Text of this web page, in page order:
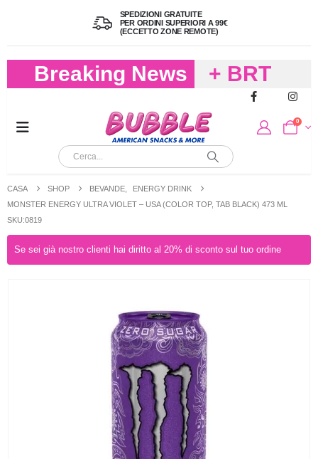
SPEDIZIONI GRATUITE
PER ORDINI SUPERIORI A 99€
(ECCETTO ZONE REMOTE)
Breaking News
+ BRT
FREDDO
PER
E
A 19,90
KG) –
CONSEGNA
IN 24/48
ORE AD
0
CASA SHOP BEVANDE
ENERGY DRINK
MONSTER ENERGY ULTRA VIOLET – USA (COLOR TOP, TAB BLACK) 473 ML
SKU:0819
Se sei già nostro clienti hai diritto al 20% di sconto sul tuo ordine